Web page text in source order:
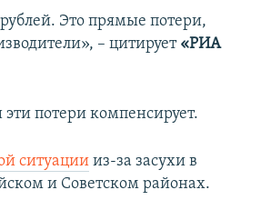
Это прямые потери,
– цитирует «РИА
эти потери компенсирует.
ситуации из-за засухи в
и Советском районах.